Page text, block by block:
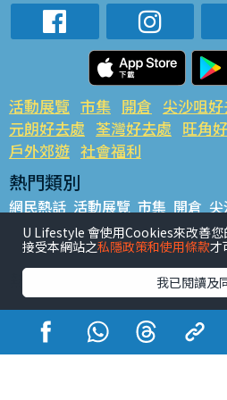
活動展覽 市集 開倉 尖沙咀
元朗好去處 荃灣好去處 旺角
戶外郊遊 社會福利
熱門類別
網民熱話 活動展覽 市集 開倉
銅鑼灣好去處 元朗好去處 荃灣
餐廳情報 戶外郊遊
熱門標籤
#UGO搵好去處 #人氣活動推介 #
#親子玩樂好去處
#ULifestyle應
#UJetso禮物放送
#ULifestyle商
U Lifestyle 會使用Cookies來改善您
接受本網站之私隱政策和使用條款才
我已閱讀及